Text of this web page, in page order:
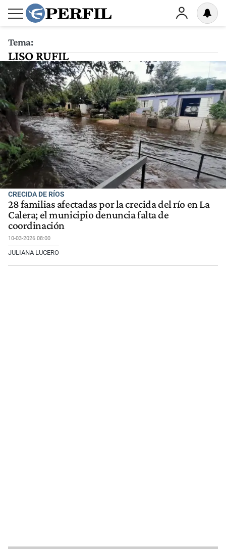
Tema:
LISO RUFIL
CRECIDA DE RÍOS
28 familias afectadas por la crecida del río en La
Calera; el municipio denuncia falta de
coordinación
10-03-2026 08:00
JULIANA LUCERO